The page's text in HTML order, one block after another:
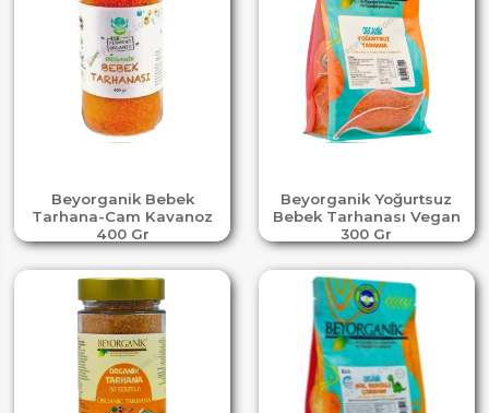
Beyorganik Bebek
Tarhana-Cam Kavanoz
400 Gr
Beyorganik Yoğurtsuz
Bebek Tarhanası Vegan
300 Gr